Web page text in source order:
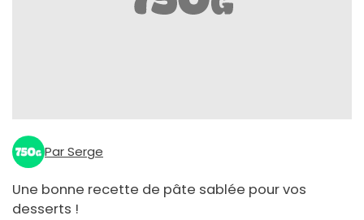
Par Serge
Une bonne recette de pâte sablée pour vos
desserts !